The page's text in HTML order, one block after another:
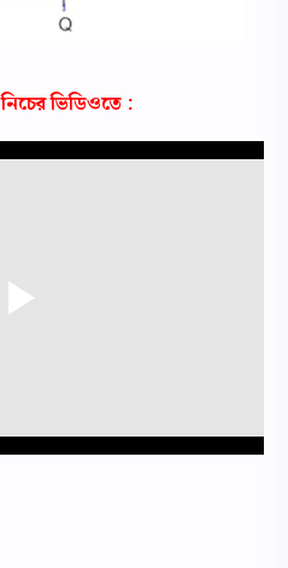
ভিডিওতে :